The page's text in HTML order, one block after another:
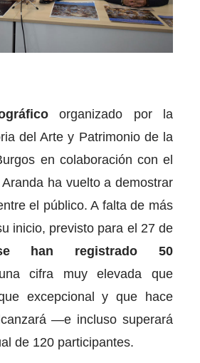
organizado por la
del Arte y Patrimonio de la
en colaboración con el
ha vuelto a demostrar
el público. A falta de más
inicio, previsto para el 27 de
han registrado 50
cifra muy elevada que
excepcional y que hace
—e incluso superará
de 120 participantes.